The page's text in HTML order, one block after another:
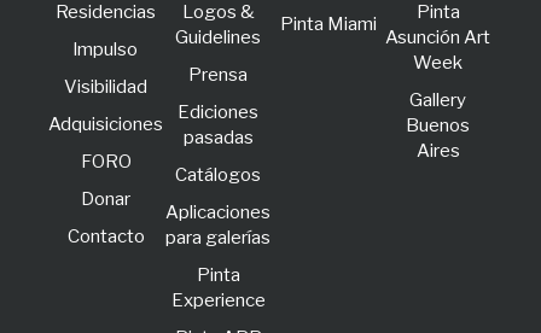
Residencias
lmpulso
Visibilidad
Adquisiciones
FORO
Donar
Contacto
Logos &
Guidelines
Prensa
Ediciones
pasadas
Catálogos
Aplicaciones
para galerías
Pinta
Experience
Pinta Miami
Pinta
Asunción Art
Week
Gallery
Buenos
Aires